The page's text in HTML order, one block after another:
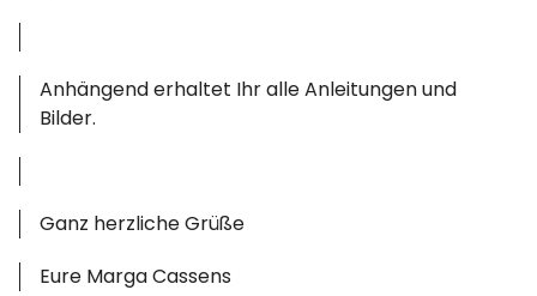
Anhängend erhaltet Ihr alle Anleitungen und
Bilder.
Ganz herzliche Grüße
Eure Marga Cassens